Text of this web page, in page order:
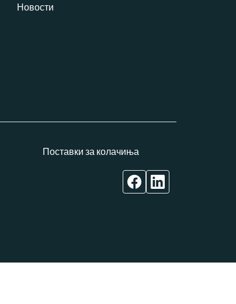
Новости
Поставки за колачиња